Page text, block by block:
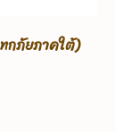
ภาคใต้